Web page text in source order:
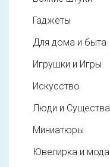
Гаджеты
Для дома и быта
Игрушки и Игры
Искусство
Люди и Существа
Миниатюры
Ювелирка и мода